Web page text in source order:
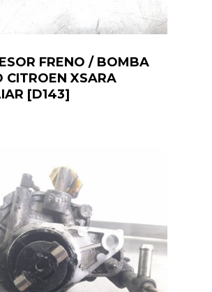
FRENO / BOMBA
CITROEN XSARA
[D143]